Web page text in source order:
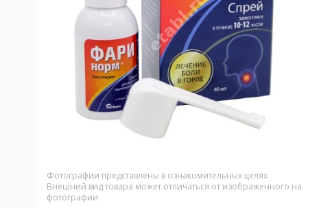
Фотографии представлены в ознакомительных целях
Внешний вид товара может отличаться от изображенного на
фотографии